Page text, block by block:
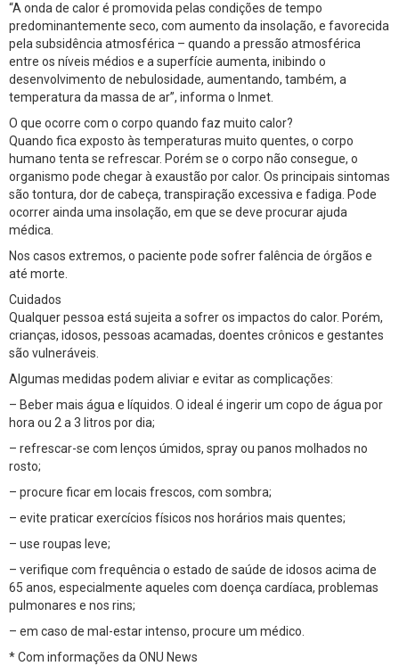
“A onda de calor é promovida pelas condições de tempo
predominantemente seco, com aumento da insolação, e favorecida
pela subsidência atmosférica – quando a pressão atmosférica
entre os níveis médios e a superfície aumenta, inibindo o
desenvolvimento de nebulosidade, aumentando, também, a
temperatura da massa de ar”, informa o Inmet.
O que ocorre com o corpo quando faz muito calor?
Quando fica exposto às temperaturas muito quentes, o corpo
humano tenta se refrescar. Porém se o corpo não consegue, o
organismo pode chegar à exaustão por calor. Os principais sintomas
são tontura, dor de cabeça, transpiração excessiva e fadiga. Pode
ocorrer ainda uma insolação, em que se deve procurar ajuda
médica.
Nos casos extremos, o paciente pode sofrer falência de órgãos e
até morte.
Cuidados
Qualquer pessoa está sujeita a sofrer os impactos do calor. Porém,
crianças, idosos, pessoas acamadas, doentes crônicos e gestantes
são vulneráveis.
Algumas medidas podem aliviar e evitar as complicações:
– Beber mais água e líquidos. O ideal é ingerir um copo de água por
hora ou 2 a 3 litros por dia;
– refrescar-se com lenços úmidos, spray ou panos molhados no
rosto;
– procure ficar em locais frescos, com sombra;
– evite praticar exercícios físicos nos horários mais quentes;
– use roupas leve;
– verifique com frequência o estado de saúde de idosos acima de
65 anos, especialmente aqueles com doença cardíaca, problemas
pulmonares e nos rins;
– em caso de mal-estar intenso, procure um médico.
* Com informações da ONU News